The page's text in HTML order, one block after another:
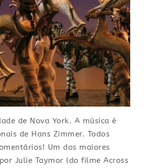
de Nova York. A música é
de Hans Zimmer. Todos
Um dos maiores
Julie Taymor (do filme Across